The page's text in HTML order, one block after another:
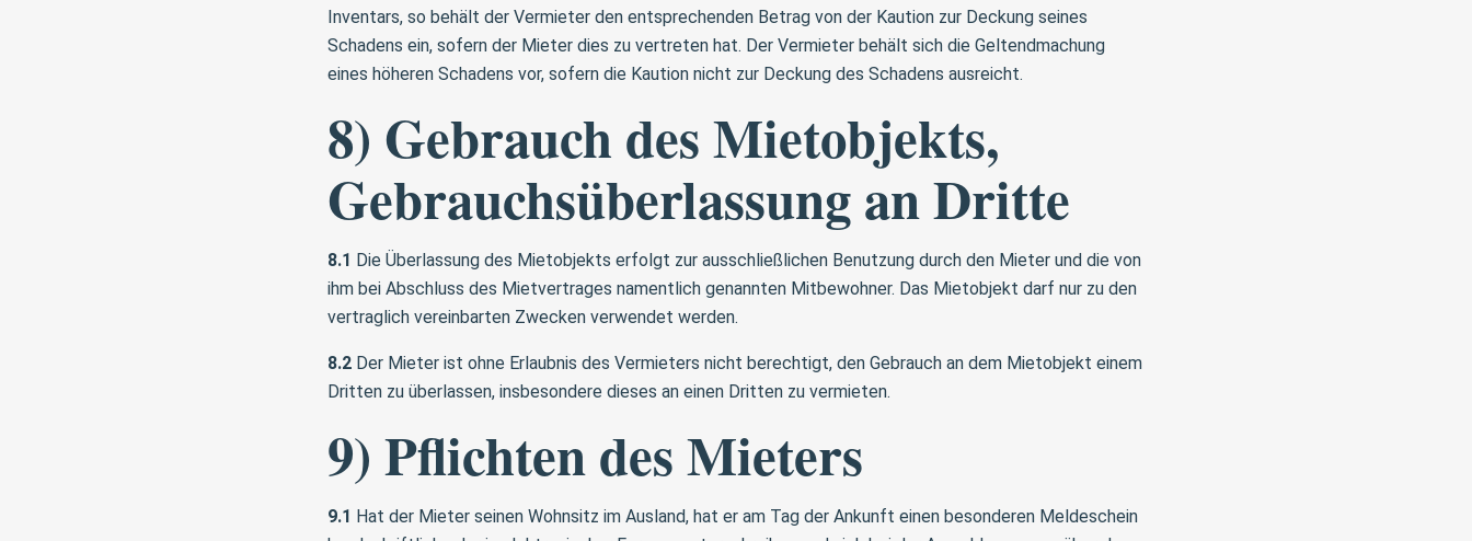
Inventars, so behält der Vermieter den entsprechenden Betrag von der Kaution zur Deckung seines
Schadens ein, sofern der Mieter dies zu vertreten hat. Der Vermieter behält sich die Geltendmachung
eines höheren Schadens vor, sofern die Kaution nicht zur Deckung des Schadens ausreicht.
8) Gebrauch des Mietobjekts,
Gebrauchsüberlassung an Dritte
8.1 Die Überlassung des Mietobjekts erfolgt zur ausschließlichen Benutzung durch den Mieter und die von
ihm bei Abschluss des Mietvertrages namentlich genannten Mitbewohner. Das Mietobjekt darf nur zu den
vertraglich vereinbarten Zwecken verwendet werden.
8.2Der Mieter ist ohne Erlaubnis des Vermieters nicht berechtigt, den Gebrauch an dem Mietobjekt einem
Dritten zu überlassen, insbesondere dieses an einen Dritten zu vermieten.
9) Pflichten des Mieters
9.1 Hat der Mieter seinen Wohnsitz im Ausland, hat er am Tag der Ankunft einen besonderen Meldeschein